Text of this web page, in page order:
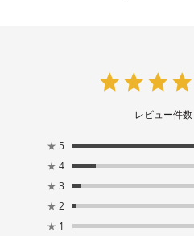
レビュー件数
★ 5
★ 4
★ 3
★ 2
★ 1